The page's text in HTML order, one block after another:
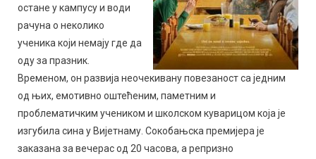
остане у кампусу и води
рачуна о неколико
ученика који немају где да
оду за празник.
Временом, он развија неочекивану повезаност са једним
од њих, емотивно оштећеним, паметним и
проблематичким учеником и школском куварицом која је
изгубила сина у Вијетнаму. Сокобањска премијера је
заказана за вечерас од 20 часова, а репризно